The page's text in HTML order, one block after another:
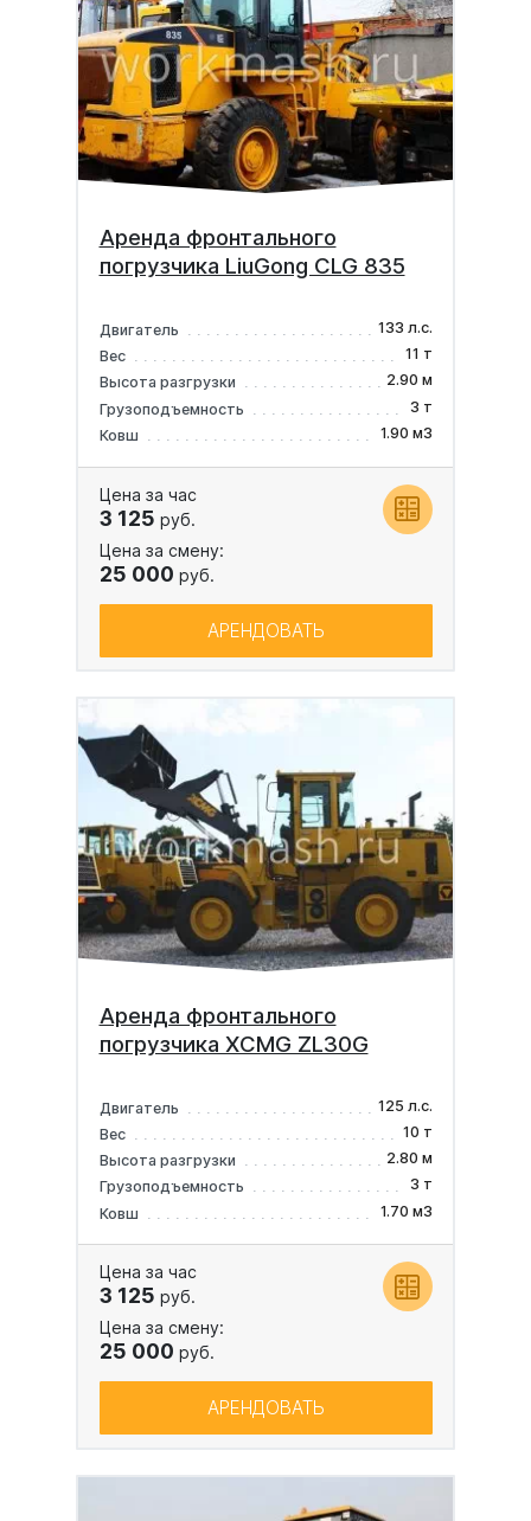
Аренда фронтального
погрузчика LiuGong CLG 835
Двигатель
133 л.с.
Вес
11 т
Высота разгрузки
2.90 м
Грузоподъемность
3 т
Ковш
1.90 м3
Цена за час
3 125 руб.
Цена за смену:
25 000 руб.
АРЕНДОВАТЬ
Аренда фронтального
погрузчика XCMG ZL30G
Двигатель
125 л.с.
Вес
10 т
Высота разгрузки
2.80 м
Грузоподъемность
3 т
Ковш
1.70 м3
Цена за час
3 125 руб.
Цена за смену:
25 000 руб.
АРЕНДОВАТЬ